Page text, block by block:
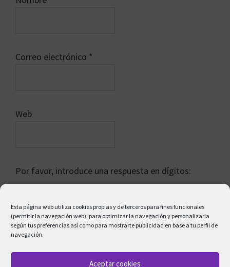
Esta página web utiliza cookies propias y de terceros para fines funcionales
(permitir la navegación web), para optimizar la navegación y personalizarla
según tus preferencias así como para mostrarte publicidad en base a tu perfil de
navegación.
Aceptar cookies
Correo electrónico *
Web
Por favor, introduce una respuesta en dígitos:
20 − diecisiete =